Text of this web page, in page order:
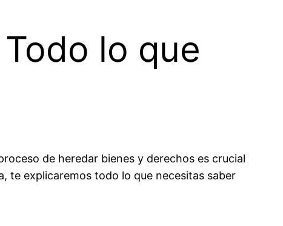
lo que
de heredar bienes y derechos es crucial
te explicaremos todo lo que necesitas saber